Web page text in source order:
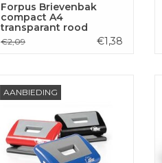
Forpus Brievenbak
compact A4
transparant rood
€2,09 €1,38
AANBIEDING
vellen, P210MN zwart
TOEVOEGEN AAN
WINKELWAGEN